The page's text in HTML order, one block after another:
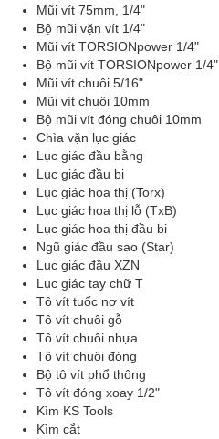
Mũi vít 75mm, 1/4"
Bộ mũi vặn vít 1/4"
Mũi vít TORSIONpower 1/4"
Bộ mũi vít TORSIONpower 1/4"
Mũi vít chuôi 5/16"
Mũi vít chuôi 10mm
Bộ mũi vít đóng chuôi 10mm
Chìa vặn lục giác
Lục giác đầu bằng
Lục giác đầu bi
Lục giác hoa thị (Torx)
Lục giác hoa thị lỗ (TxB)
Lục giác hoa thị đầu bi
Ngũ giác đầu sao (Star)
Lục giác đầu XZN
Lục giác tay chữ T
Tô vít tuốc nơ vít
Tô vít chuôi gỗ
Tô vít chuôi nhựa
Tô vít chuôi đóng
Bộ tô vít phổ thông
Tô vít đóng xoay 1/2"
Kìm KS Tools
Kìm cắt